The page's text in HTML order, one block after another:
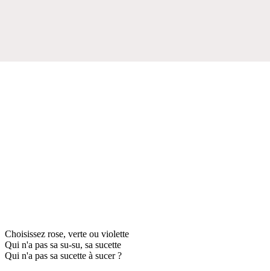
Choisissez rose, verte ou violette
Qui n'a pas sa su-su, sa sucette
Qui n'a pas sa sucette à sucer ?